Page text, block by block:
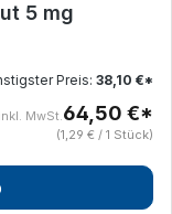
5 mg
Preis: 38,10 €*
inkl. MwSt.64,50 €*
(1,29 € / 1 Stück)